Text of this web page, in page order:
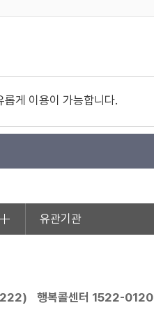
롭게 이용이 가능합니다.
유관기관
) 행복콜센터 1522-0120